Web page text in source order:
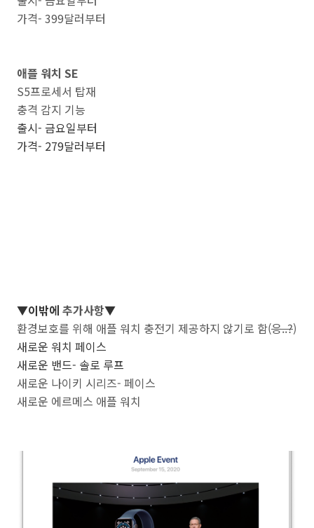
가격- 399달러부터
애플 워치 SE
S5프로세서 탑재
충격 감지 기능
출시- 금요일부터
가격- 279달러부터
▼이밖에 추가사항▼
환경보호를 위해 애플 워치 충전기 제공하지 않기로 함(응..?)
새로운 워치 페이스
새로운 밴드- 솔로 루프
새로운 나이키 시리즈- 페이스
새로운 에르메스 애플 워치